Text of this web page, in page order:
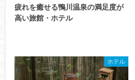
疲れを癒せる鴨川温泉の満足度が
高い旅館・ホテル
ホテル